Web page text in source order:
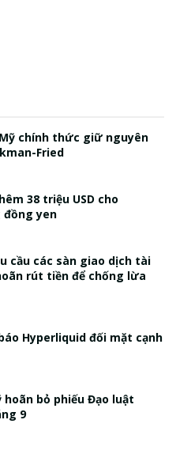
chính thức giữ nguyên
Fried
38 triệu USD cho
đồng yen
cầu các sàn giao dịch tài
rút tiền để chống lừa
Hyperliquid đối mặt cạnh
bỏ phiếu Đạo luật
9